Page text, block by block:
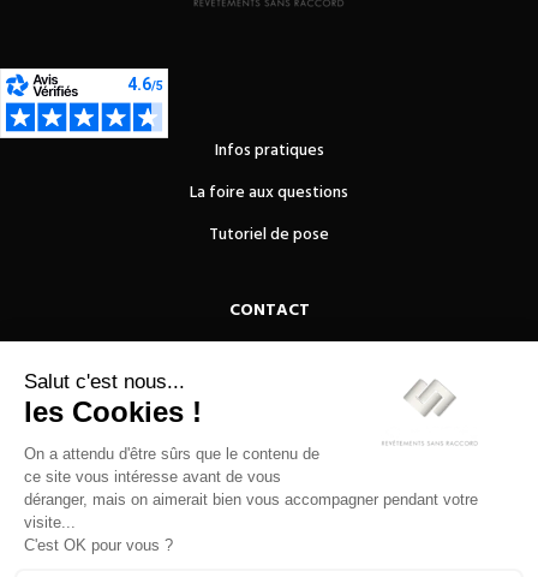
Infos pratiques
La foire aux questions
Tutoriel de pose
CONTACT
44800 Saint Herbain
02 51 78 90 37
Nous contacter